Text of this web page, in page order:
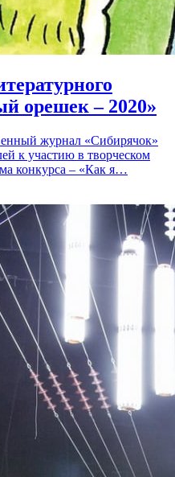
орешек – 2020»
журнал «Сибирячок»
к участию в творческом
конкурса – «Как я…